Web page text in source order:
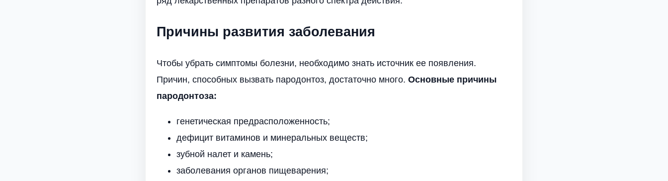
Причины развития заболевания
Чтобы убрать симптомы болезни, необходимо знать источник ее появления.
Причин, способных вызвать пародонтоз, достаточно много. Основные причины
пародонтоза:
генетическая предрасположенность;
дефицит витаминов и минеральных веществ;
зубной налет и камень;
заболевания органов пищеварения;